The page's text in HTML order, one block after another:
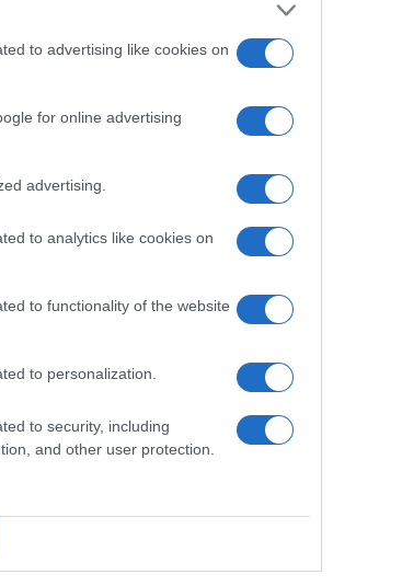
to advertising like cookies on
for online advertising
advertising.
to analytics like cookies on
to functionality of the website
to personalization.
to security, including
and other user protection.
approfittare per
e ilCastello
a casa un ricordo
per le sue
Cortina
ideale per gli